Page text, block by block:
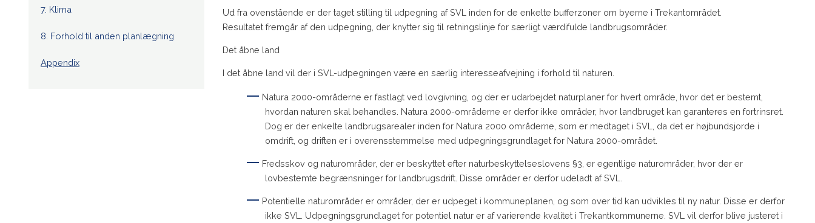
7. Klima
8. Forhold til anden planlægning
Appendix
Ud fra ovenstående er der taget stilling til udpegning af SVL inden for de enkelte bufferzoner om byerne i Trekantområdet.
Resultatet fremgår af den udpegning, der knytter sig til retningslinje for særligt værdifulde landbrugsområder.
Det åbne land
I det åbne land vil der i SVL-udpegningen være en særlig interesseafvejning i forhold til naturen.
Natura 2000-områderne er fastlagt ved lovgivning, og der er udarbejdet naturplaner for hvert område, hvor det er bestemt,
hvordan naturen skal behandles. Natura 2000-områderne er derfor ikke områder, hvor landbruget kan garanteres en fortrinsret.
Dog er der enkelte landbrugsarealer inden for Natura 2000 områderne, som er medtaget i SVL, da det er højbundsjorde i
omdrift, og driften er i overensstemmelse med udpegningsgrundlaget for Natura 2000-området.
Fredsskov og naturområder, der er beskyttet efter naturbeskyttelseslovens §3, er egentlige naturområder, hvor der er
lovbestemte begrænsninger for landbrugsdrift. Disse områder er derfor udeladt af SVL.
Potentielle naturområder er områder, der er udpeget i kommuneplanen, og som over tid kan udvikles til ny natur. Disse er derfor
ikke SVL. Udpegningsgrundlaget for potentiel natur er af varierende kvalitet i Trekantkommunerne. SVL vil derfor blive justeret i